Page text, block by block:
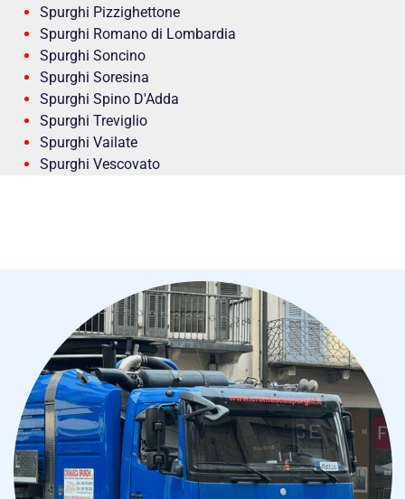
Spurghi Pizzighettone
Spurghi Romano di Lombardia
Spurghi Soncino
Spurghi Soresina
Spurghi Spino D'Adda
Spurghi Treviglio
Spurghi Vailate
Spurghi Vescovato